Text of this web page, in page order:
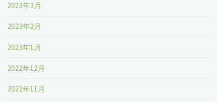
2023年3月
2023年2月
2023年1月
2022年12月
2022年11月